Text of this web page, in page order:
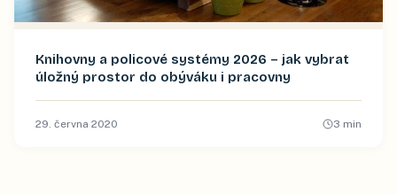
Knihovny a policové systémy 2026 – jak vybrat
úložný prostor do obýváku i pracovny
29. června 2020 3 min